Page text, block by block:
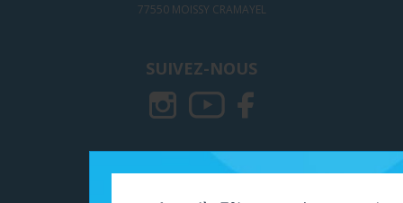
77550 MOISSY CRAMAYEL
SUIVEZ-NOUS
ADHÉRENTS